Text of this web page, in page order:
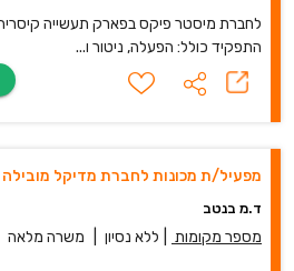
לחברת מיסטר פיקס בפארק תעשייה
התפקיד כולל: הפעלה, ניטור ו...
מפעיל/ת מכונות לחברת מדיקל
ד.מ בנטב
מספר מקומות ללא נסיון משרה מלאה